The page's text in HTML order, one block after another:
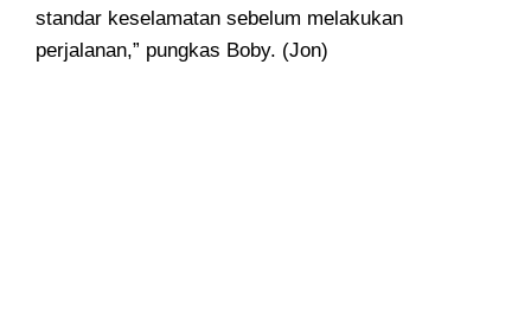
standar keselamatan sebelum melakukan
perjalanan,” pungkas Boby. (Jon)